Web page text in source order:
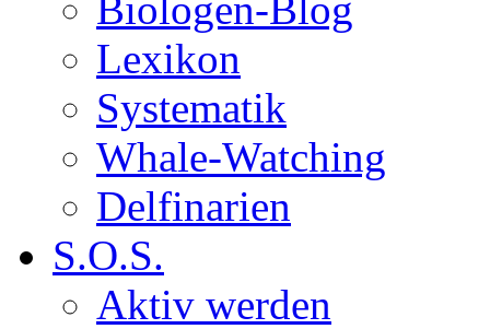
Lexikon
Systematik
Whale-Watching
Delfinarien
S.O.S.
Aktiv werden